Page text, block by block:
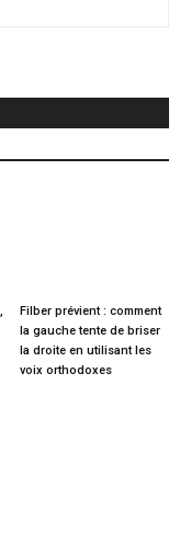
Filber prévient : comment
la gauche tente de briser
la droite en utilisant les
voix orthodoxes